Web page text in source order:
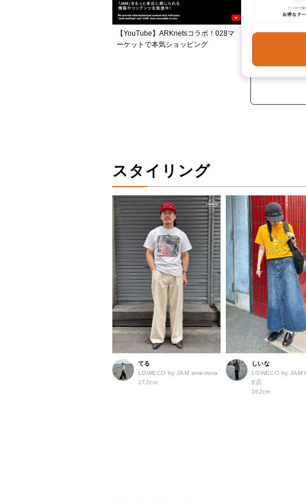
【YouTube】ARKnetsコラボ！028マ
ーケットで本気ショッピング
日頃の感謝を
スタイリング
てる
LOWECO by JAM amemura
172cm
しいな
LOWECO by JAM
E店
162cm